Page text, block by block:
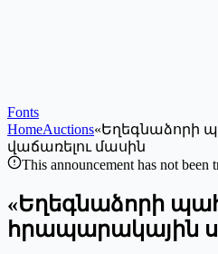
Fonts
HomeAuctions«Եղեգնաձորի
վաճառելու մասին
This announcement has not
«Եղեգնաձորի
հրապարակային